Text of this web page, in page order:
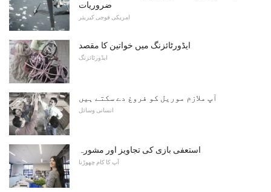
ضروریات
امریکی فوجی کیریئر
ایڈورٹائزنگ میں خواتین کا مقصد
ایڈورٹائزنگ
آپ ملازم موریل کو فروغ دے سکتے ہیں
انسانی وسائل
استعفی بازی کی تجاویز اور مشورہ
آپ کا کام چھوڑنا